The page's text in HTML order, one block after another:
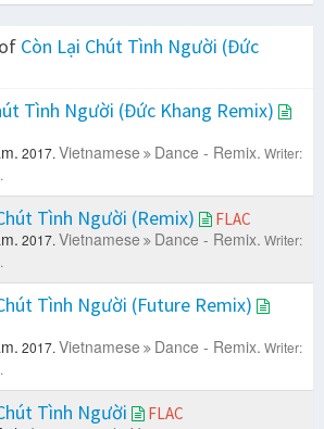
Còn Lại Chút Tình Người (Đức
Tình Người (Đức Khang Remix)
2017. Vietnamese Dance - Remix. Writer:
Tình Người (Remix) FLAC
2017. Vietnamese Dance - Remix. Writer:
Tình Người (Future Remix)
2017. Vietnamese Dance - Remix. Writer:
Tình Người FLAC